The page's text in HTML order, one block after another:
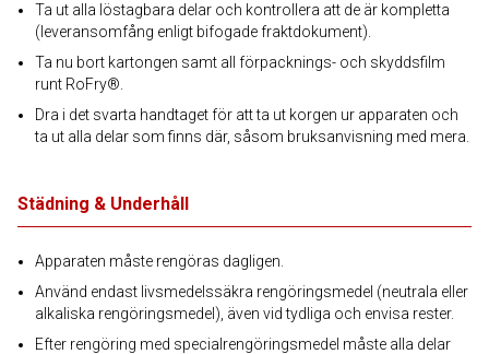
Ta ut alla löstagbara delar och kontrollera att de är kompletta
(leveransomfång enligt bifogade fraktdokument).
Ta nu bort kartongen samt all förpacknings- och skyddsfilm
runt RoFry®.
Dra i det svarta handtaget för att ta ut korgen ur apparaten och
ta ut alla delar som finns där, såsom bruksanvisning med mera.
Städning & Underhåll
Apparaten måste rengöras dagligen.
Använd endast livsmedelssäkra rengöringsmedel (neutrala eller
alkaliska rengöringsmedel), även vid tydliga och envisa rester.
Efter rengöring med specialrengöringsmedel måste alla delar